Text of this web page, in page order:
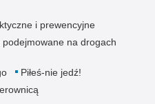
i prewencyjne
podejmowane na drogach
Piłeś-nie jedź!